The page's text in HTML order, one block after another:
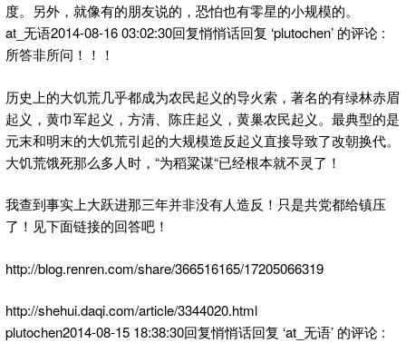
度。另外，就像有的朋友说的，恐怕也有零星的小规模的。
at_无语2014-08-16 03:02:30回复悄悄话回复 ‘plutochen’ 的评论 :
所答非所问！！！
历史上的大饥荒几乎都成为农民起义的导火索，著名的有绿林赤眉
起义，黄巾军起义，方清、陈庄起义，黄巢农民起义。最典型的是
元末和明末的大饥荒引起的大规模造反起义直接导致了改朝换代。
大饥荒饿死那么多人时，“为稻粱谋“已经根本就不灵了！
我查到事实上大跃进那三年并非没有人造反！只是共党都给镇压
了！见下面链接的回答吧！
http://blog.renren.com/share/366516165/17205066319
http://shehui.daqi.com/article/3344020.html
plutochen2014-08-15 18:38:30回复悄悄话回复 ‘at_无语’ 的评论 :